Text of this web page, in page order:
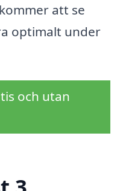
att se
optimalt under
och utan